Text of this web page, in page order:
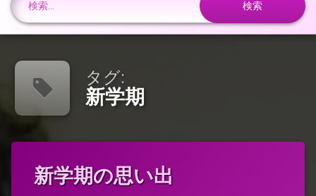
タグ:
新学期
新学期の思い出